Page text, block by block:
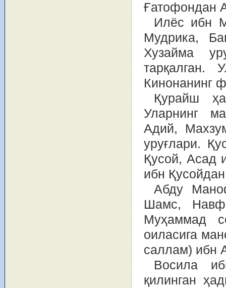
Ғатофондан
Илёс ибн
Мудрика,
Хузайма
Кинонанинг
Қурайш
Уларнинг
Адий,
уруғлари.
Қусой, Асад
ибн
Абду
Шамс,
Муҳаммад
оиласига
саллам) ибн
Восила
қилинган